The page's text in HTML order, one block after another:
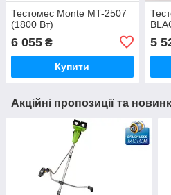
Тестомес Monte MT-2507
(1800 Вт)
6 055 ₴
Купити
5
Акційні пропозиції та